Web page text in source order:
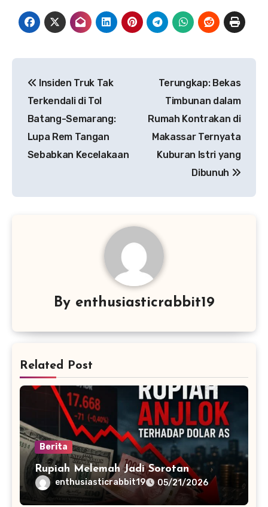
pos
Insiden Truk Tak
Terkendali di Tol
Batang-Semarang:
Lupa Rem Tangan
Sebabkan Kecelakaan
Terungkap: Bekas
Timbunan dalam
Rumah Kontrakan di
Makassar Ternyata
Kuburan Istri yang
Dibunuh
By enthusiasticrabbit19
Related Post
Berita
Rupiah Melemah Jadi Sorotan
enthusiasticrabbit19 05/21/2026